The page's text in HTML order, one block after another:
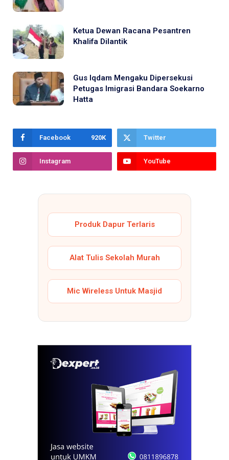
Ketua Dewan Racana Pesantren
Khalifa Dilantik
Gus Iqdam Mengaku Dipersekusi
Petugas Imigrasi Bandara Soekarno
Hatta
Facebook 920K Twitter
Instagram YouTube
Produk Dapur Terlaris
Alat Tulis Sekolah Murah
Mic Wireless Untuk Masjid